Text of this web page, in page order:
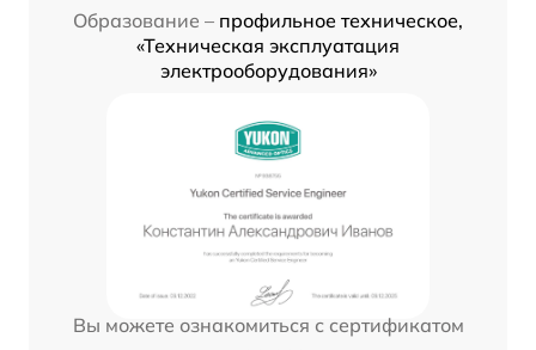
Образование – профильное техническое,
«Техническая эксплуатация
электрооборудования»
Вы можете ознакомиться с сертификатом